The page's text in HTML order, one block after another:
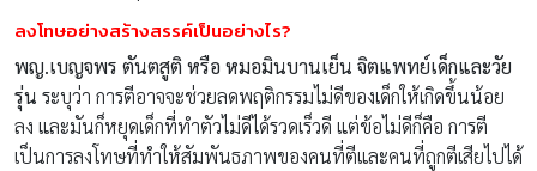
ลงโทษอย่างสร้างสรรค์เป็นอย่างไร?
พญ.เบญจพร ตันตสูติ หรือ หมอมินบานเย็น จิตแพทย์เด็กและวัย
รุ่น ระบุว่า การตีอาจจะช่วยลดพฤติกรรมไม่ดีของเด็กให้เกิดขึ้นน้อย
ลง และมันก็หยุดเด็กที่ทำตัวไม่ดีได้รวดเร็วดี แต่ข้อไม่ดีก็คือ การตี
เป็นการลงโทษที่ทำให้สัมพันธภาพของคนที่ตีและคนที่ถูกตีเสียไปได้